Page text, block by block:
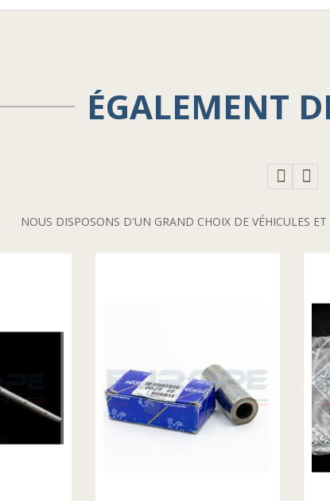
ÉGALEMENT
NOUS DISPOSONS D'UN GRAND CHOIX DE VÉHICULES